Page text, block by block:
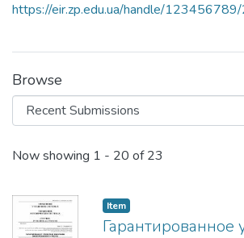
https://eir.zp.edu.ua/handle/
Browse
Recent Submissions
Now showing 1 - 20 of 23
Item
Гарантированное